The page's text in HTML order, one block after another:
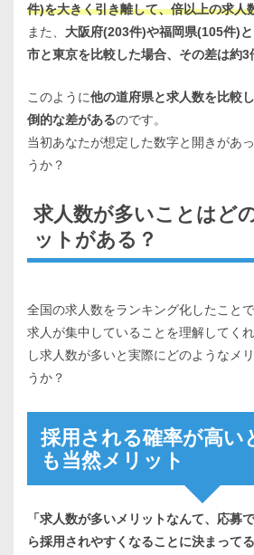
件)を大きく引き離して、倍以上の求人
また、 大阪府(203件)や福岡県(105件)
市と東京を比較した場合、その差は約3
このように他の道府県と求人数を比較
倒的な差があるのです。
当初あなたが想定した数字と開きがあ
うか？
求人数が多いことはど
ットがある？
全国の求人数をランキング化したこと
求人が集中していることを理解してく
し求人数が多いと実際にどのようなメ
うか？
採用される確率が高い
も当然メリット
「求人数が多いメリットなんて、応募
ら採用されやすくなることに決まって